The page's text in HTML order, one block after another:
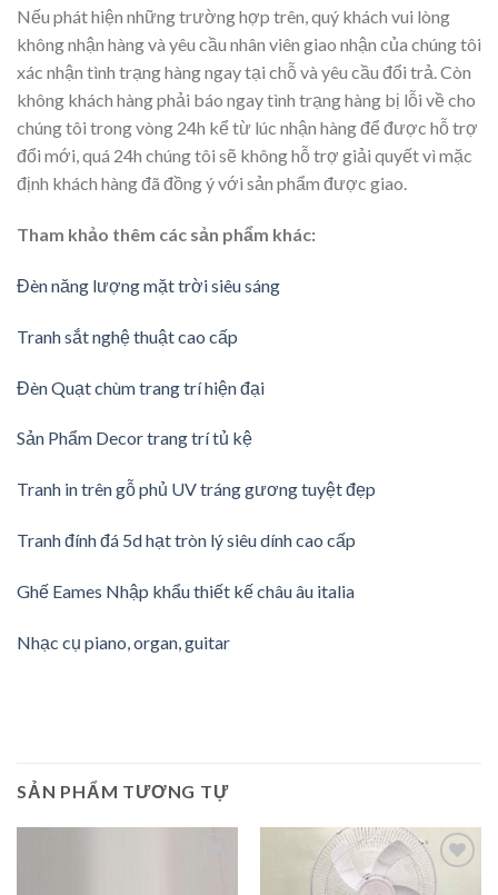
Nếu phát hiện những trường hợp trên, quý khách vui lòng
không nhận hàng và yêu cầu nhân viên giao nhận của chúng tôi
xác nhận tình trạng hàng ngay tại chỗ và yêu cầu đổi trả. Còn
không khách hàng phải báo ngay tình trạng hàng bị lỗi về cho
chúng tôi trong vòng 24h kể từ lúc nhận hàng để được hỗ trợ
đổi mới, quá 24h chúng tôi sẽ không hỗ trợ giải quyết vì mặc
định khách hàng đã đồng ý với sản phẩm được giao.
Tham khảo thêm các sản phẩm khác:
Đèn năng lượng mặt trời siêu sáng
Tranh sắt nghệ thuật cao cấp
Đèn Quạt chùm trang trí hiện đại
Sản Phẩm Decor trang trí tủ kệ
Tranh in trên gỗ phủ UV tráng gương tuyệt đẹp
Tranh đính đá 5d hạt tròn lý siêu dính cao cấp
Ghế Eames Nhập khẩu thiết kế châu âu italia
Nhạc cụ piano, organ, guitar
SẢN PHẨM TƯƠNG TỰ